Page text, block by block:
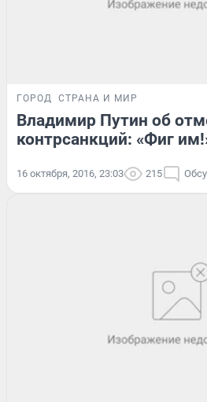
ГОРОД СТРАНА И МИР
Владимир Путин об
контрсанкций: «Фиг
16 октября, 2016, 23:03 215